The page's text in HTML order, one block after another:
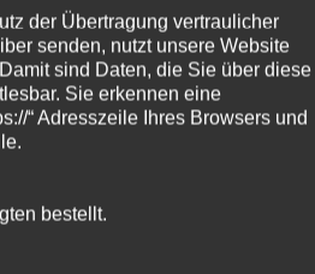
der Übertragung vertraulicher
senden, nutzt unsere Website
sind Daten, die Sie über diese
Sie erkennen eine
“ Adresszeile Ihres Browsers und
bestellt.